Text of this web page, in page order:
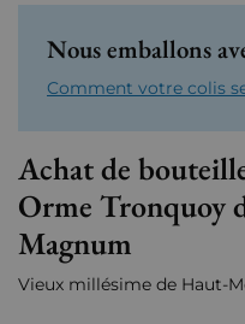
Nous emballons
Comment votre colis
Achat de
Orme Tronquoy
Magnum
Vieux millésime de Haut-